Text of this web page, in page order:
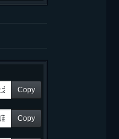
Copy
Copy